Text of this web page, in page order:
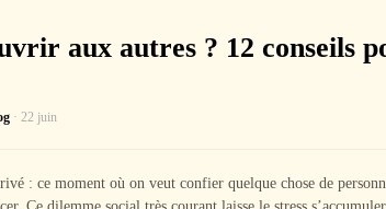
aux autres ? 12 conseils
· 22 juin
: ce moment où on veut confier quelque chose de